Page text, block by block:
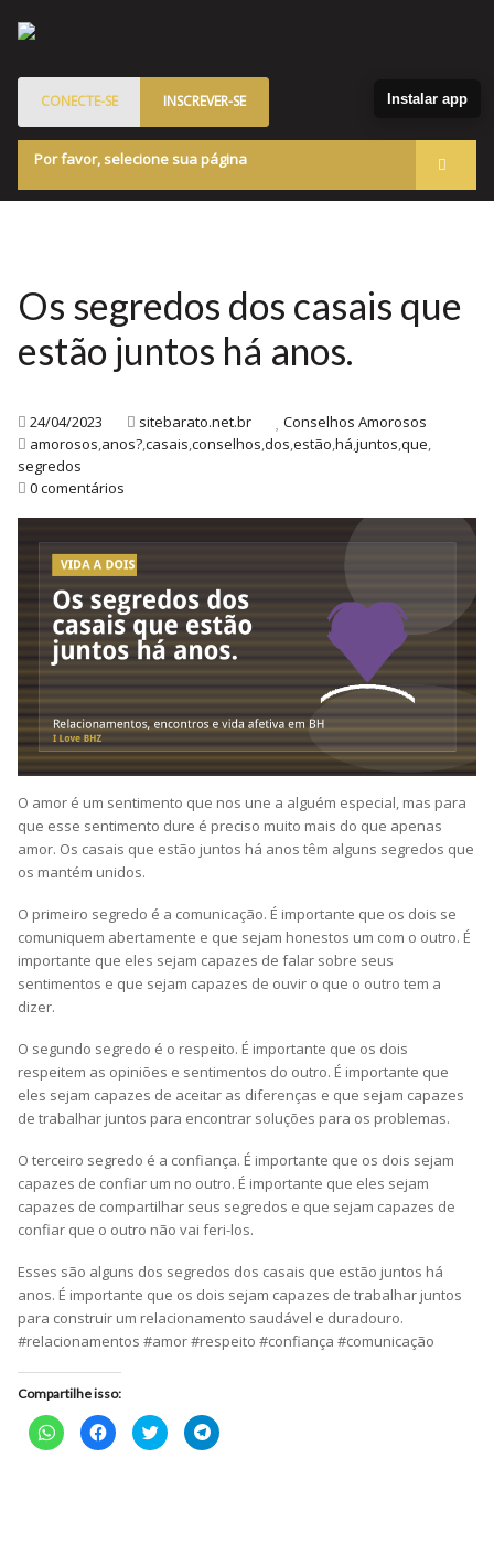
CONECTE-SE INSCREVER-SE
Por favor, selecione sua página
Programa de Patrocinados
Marketplace
Os segredos dos casais que
estão juntos há anos.
24/04/2023 sitebarato.net.br
Conselhos Amorosos
amorosos,anos?,casais,conselhos,dos,estão,há,juntos,que,
segredos
0 comentários
O amor é um sentimento que nos une a alguém especial, mas para
que esse sentimento dure é preciso muito mais do que apenas
amor. Os casais que estão juntos há anos têm alguns segredos que
os mantém unidos.
O primeiro segredo é a comunicação. É importante que os dois se
comuniquem abertamente e que sejam honestos um com o outro. É
importante que eles sejam capazes de falar sobre seus
sentimentos e que sejam capazes de ouvir o que o outro tem a
dizer.
O segundo segredo é o respeito. É importante que os dois
respeitem as opiniões e sentimentos do outro. É importante que
eles sejam capazes de aceitar as diferenças e que sejam capazes
de trabalhar juntos para encontrar soluções para os problemas.
O terceiro segredo é a confiança. É importante que os dois sejam
capazes de confiar um no outro. É importante que eles sejam
capazes de compartilhar seus segredos e que sejam capazes de
confiar que o outro não vai feri-los.
Esses são alguns dos segredos dos casais que estão juntos há
anos. É importante que os dois sejam capazes de trabalhar juntos
para construir um relacionamento saudável e duradouro.
#relacionamentos #amor #respeito #confiança #comunicação
Compartilhe isso:
Clique
para
compartilhar
Clique
para
compartilhar
Clique
para
compartilhar
Clique
para
Instalar app